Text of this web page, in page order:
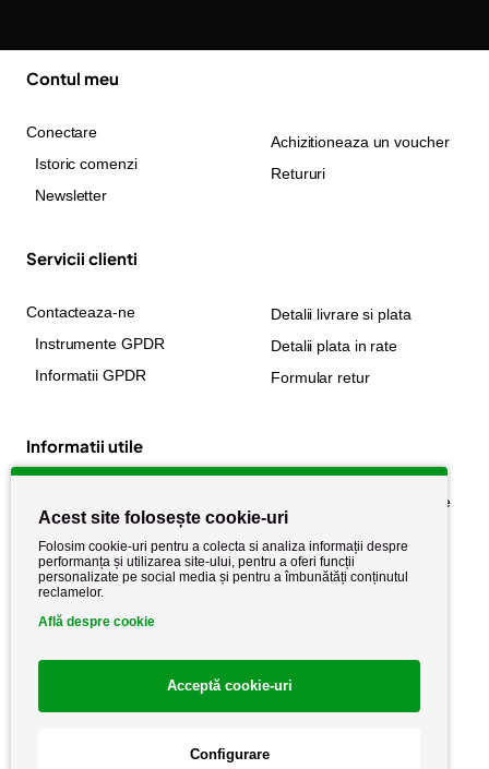
Contul meu
Conectare
Istoric comenzi
Newsletter
Achizitioneaza un voucher
Retururi
Servicii clienti
Contacteaza-ne
Instrumente GPDR
Informatii GPDR
Detalii livrare si plata
Detalii plata in rate
Formular retur
Informatii utile
Politica de cookie
Politica de confidențialitate
Termeni si conditii
Acest site folosește cookie-uri
Folosim cookie-uri pentru a colecta si analiza informații despre
performanța și utilizarea site-ului, pentru a oferi funcții
personalizate pe social media și pentru a îmbunătăți conținutul
reclamelor.
Află despre cookie
Acceptă cookie-uri
Configurare